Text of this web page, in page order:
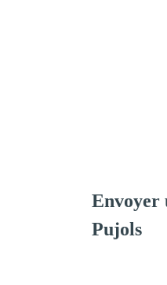
Envoyer
Pujols